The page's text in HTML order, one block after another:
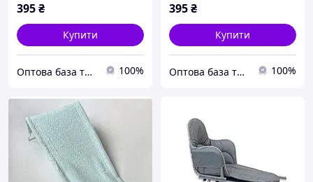
395₴
Купити
Оптова база товарів від виробника "SuperBaza" 100%
395₴
Купити
Оптова база товарів від виробника "SuperBaza" 100%